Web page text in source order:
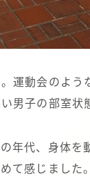
運動会のよ
男子の部室状
年代、身体
て感じました。